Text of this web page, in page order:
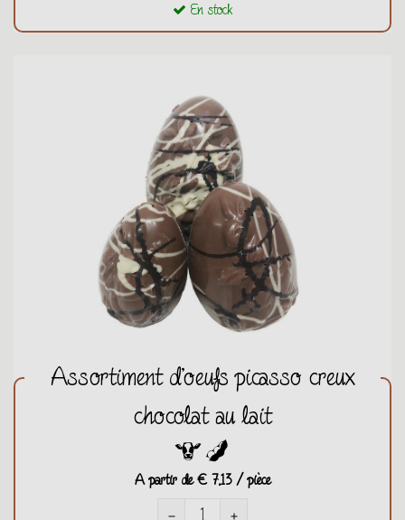
En stock
Assortiment d'oeufs picasso creux
chocolat au lait
A partir de€ 7,13 / pièce
remove add